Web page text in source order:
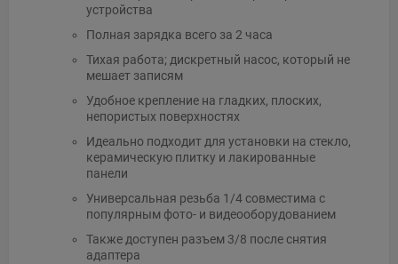
устройства
Полная зарядка всего за 2 часа
Тихая работа; дискретный насос, который не
мешает записям
Удобное крепление на гладких, плоских,
непористых поверхностях
Идеально подходит для установки на стекло,
керамическую плитку и лакированные
панели
Универсальная резьба 1/4 совместима с
популярным фото- и видеооборудованием
Также доступен разъем 3/8 после снятия
адаптера